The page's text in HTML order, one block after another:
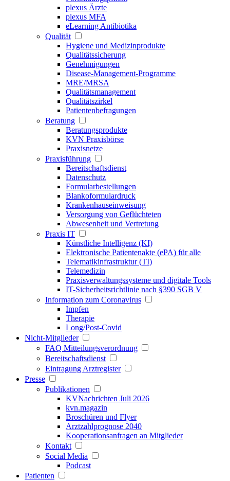
plexus Ärzte
plexus MFA
eLearning Antibiotika
Qualität
Hygiene und Medizinprodukte
Qualitätssicherung
Genehmigungen
Disease-Management-Programme
MRE/MRSA
Qualitätsmanagement
Qualitätszirkel
Patientenbefragungen
Beratung
Beratungsprodukte
KVN Praxisbörse
Praxisnetze
Praxisführung
Bereitschaftsdienst
Datenschutz
Formularbestellungen
Blankoformulardruck
Krankenhauseinweisung
Versorgung von Geflüchteten
Abwesenheit und Vertretung
Praxis IT
Künstliche Intelligenz (KI)
Elektronische Patientenakte (ePA) für alle
Telematikinfrastruktur (TI)
Telemedizin
Praxisverwaltungssysteme und digitale Tools
IT-Sicherheitsrichtlinie nach §390 SGB V
Information zum Coronavirus
Impfen
Therapie
Long/Post-Covid
Nicht-Mitglieder
FAQ Mitteilungsverordnung
Bereitschaftsdienst
Eintragung Arztregister
Presse
Publikationen
KVNachrichten Juli 2026
kvn.magazin
Broschüren und Flyer
Arztzahlprognose 2040
Kooperationsanfragen an Mitglieder
Kontakt
Social Media
Podcast
Patienten